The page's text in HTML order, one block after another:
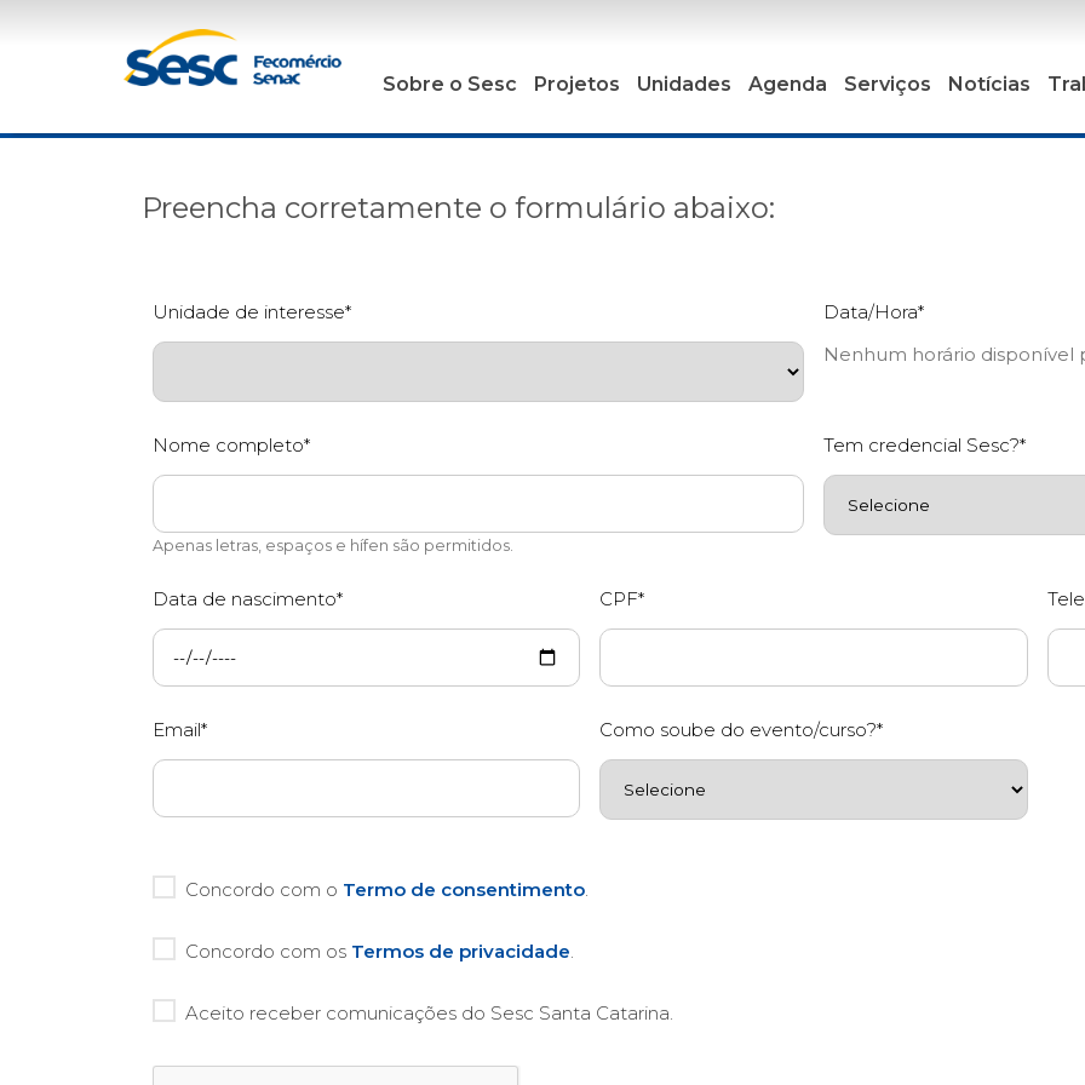
Sobre o Sesc Projetos Unidades Agenda Serviços Notícias
Preencha corretamente o formulário abaixo:
Unidade de interesse*
Data/Hora*
Nenhum horário disponível
Nome completo*
Apenas letras, espaços e hífen são permitidos.
Tem credencial Sesc?*
Data de nascimento* CPF*
Email* Como soube do evento/curso?*
Concordo com o Termo de consentimento.
Concordo com os Termos de privacidade.
Aceito receber comunicações do Sesc Santa Catarina.